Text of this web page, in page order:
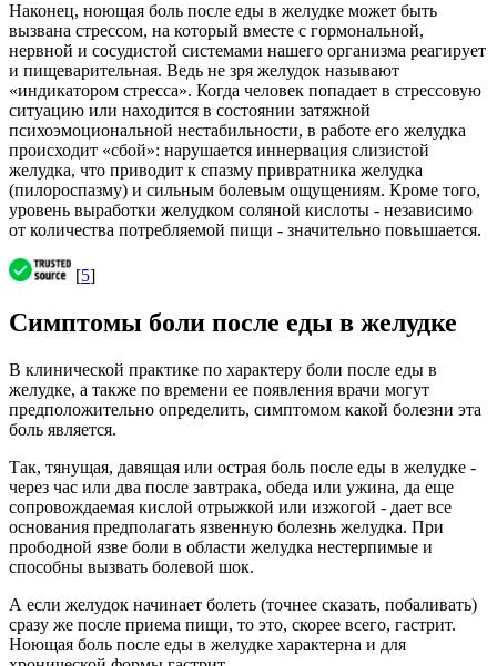
Наконец, ноющая боль после еды в желудке может быть
вызвана стрессом, на который вместе с гормональной,
нервной и сосудистой системами нашего организма реагирует
и пищеварительная. Ведь не зря желудок называют
«индикатором стресса». Когда человек попадает в стрессовую
ситуацию или находится в состоянии затяжной
психоэмоциональной нестабильности, в работе его желудка
происходит «сбой»: нарушается иннервация слизистой
желудка, что приводит к спазму привратника желудка
(пилороспазму) и сильным болевым ощущениям. Кроме того,
уровень выработки желудком соляной кислоты - независимо
от количества потребляемой пищи - значительно повышается.
[5]
Симптомы боли после еды в желудке
В клинической практике по характеру боли после еды в
желудке, а также по времени ее появления врачи могут
предположительно определить, симптомом какой болезни эта
боль является.
Так, тянущая, давящая или острая боль после еды в желудке -
через час или два после завтрака, обеда или ужина, да еще
сопровождаемая кислой отрыжкой или изжогой - дает все
основания предполагать язвенную болезнь желудка. При
прободной язве боли в области желудка нестерпимые и
способны вызвать болевой шок.
А если желудок начинает болеть (точнее сказать, побаливать)
сразу же после приема пищи, то это, скорее всего, гастрит.
Ноющая боль после еды в желудке характерна и для